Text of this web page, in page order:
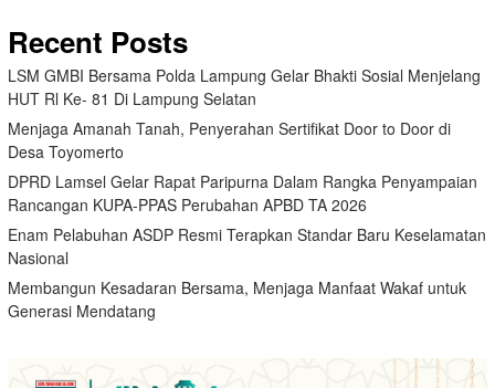
Recent Posts
LSM GMBI Bersama Polda Lampung Gelar Bhakti Sosial Menjelang
HUT Rl Ke- 81 Di Lampung Selatan
Menjaga Amanah Tanah, Penyerahan Sertifikat Door to Door di
Desa Toyomerto
DPRD Lamsel Gelar Rapat Paripurna Dalam Rangka Penyampaian
Rancangan KUPA-PPAS Perubahan APBD TA 2026
Enam Pelabuhan ASDP Resmi Terapkan Standar Baru Keselamatan
Nasional
Membangun Kesadaran Bersama, Menjaga Manfaat Wakaf untuk
Generasi Mendatang